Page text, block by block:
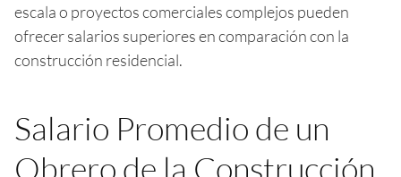
escala o proyectos comerciales complejos pueden
ofrecer salarios superiores en comparación con la
construcción residencial.
Salario Promedio de un
Obrero de la Construcción